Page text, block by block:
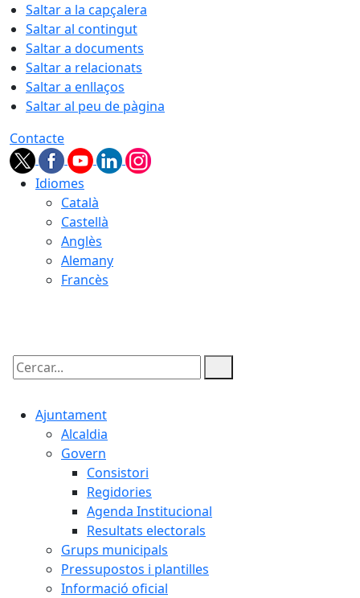
Saltar a la capçalera
Saltar al contingut
Saltar a documents
Saltar a relacionats
Saltar a enllaços
Saltar al peu de pàgina
Contacte
Idiomes
Català
Castellà
Anglès
Alemany
Francès
Cercar:
Ajuntament
Alcaldia
Govern
Consistori
Regidories
Agenda Institucional
Resultats electorals
Grups municipals
Pressupostos i plantilles
Informació oficial